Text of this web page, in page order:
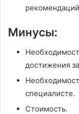
Минусы:
достижения
специалисте.
Стоимость.